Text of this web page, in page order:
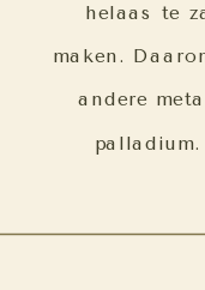
helaas te
maken.
andere